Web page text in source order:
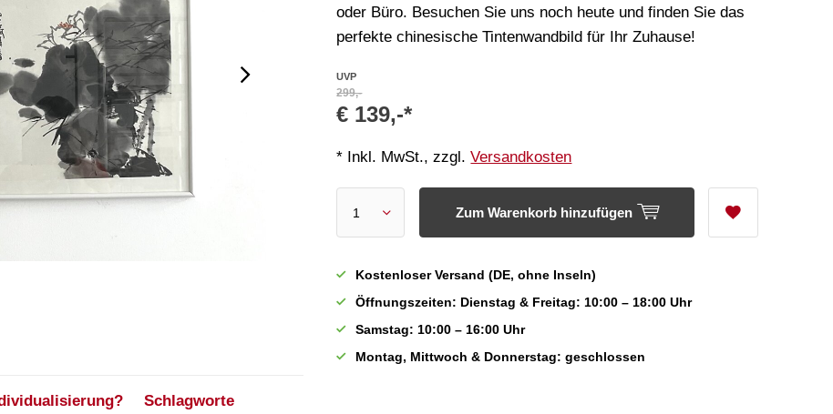
oder Büro. Besuchen Sie uns noch heute und finden Sie das
perfekte chinesische Tintenwandbild für Ihr Zuhause!
UVP
299,-
€ 139,-*
* Inkl. MwSt., zzgl.Versandkosten
Zum Warenkorb hinzufügen
Kostenloser Versand (DE, ohne Inseln)
Öffnungszeiten: Dienstag & Freitag: 10:00 – 18:00 Uhr
Samstag: 10:00 – 16:00 Uhr
Montag, Mittwoch & Donnerstag: geschlossen
Schlagworte